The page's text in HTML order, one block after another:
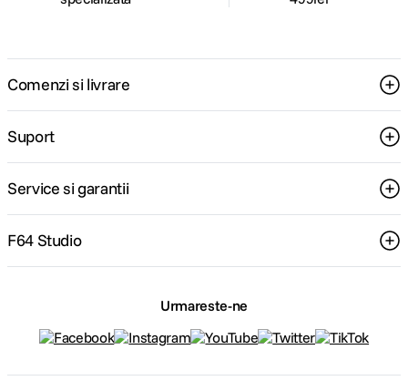
Comenzi si livrare
Suport
Service si garantii
F64 Studio
Urmareste-ne